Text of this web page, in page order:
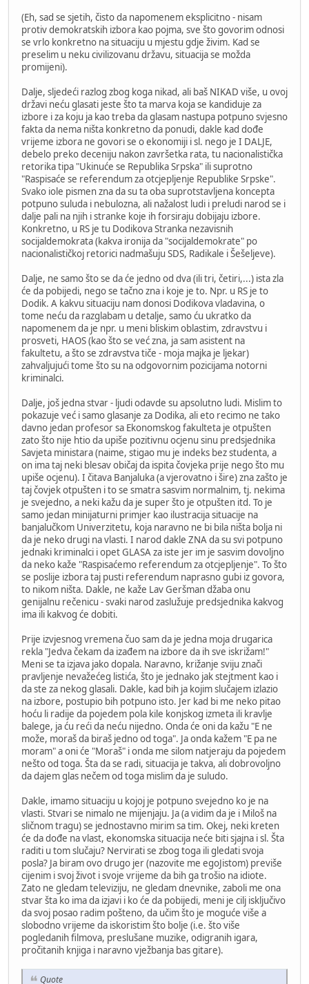
(Eh, sad se sjetih, čisto da napomenem eksplicitno - nisam
protiv demokratskih izbora kao pojma, sve što govorim odnosi
se vrlo konkretno na situaciju u mjestu gdje živim. Kad se
preselim u neku civilizovanu državu, situacija se možda
promijeni).
Dalje, sljedeći razlog zbog koga nikad, ali baš NIKAD više, u ovoj
državi neću glasati jeste što ta marva koja se kandiduje za
izbore i za koju ja kao treba da glasam nastupa potpuno svjesno
fakta da nema ništa konkretno da ponudi, dakle kad dođe
vrijeme izbora ne govori se o ekonomiji i sl. nego je I DALJE,
debelo preko deceniju nakon završetka rata, tu nacionalistička
retorika tipa "Ukinuće se Republika Srpska" ili suprotno
"Raspisaće se referendum za otcjepljenje Republike Srpske".
Svako iole pismen zna da su ta oba suprotstavljena koncepta
potpuno suluda i nebulozna, ali nažalost ludi i preludi narod se i
dalje pali na njih i stranke koje ih forsiraju dobijaju izbore.
Konkretno, u RS je tu Dodikova Stranka nezavisnih
socijaldemokrata (kakva ironija da "socijaldemokrate" po
nacionalističkoj retorici nadmašuju SDS, Radikale i Šešeljeve).
Dalje, ne samo što se da će jedno od dva (ili tri, četiri,...) ista zla
će da pobijedi, nego se tačno zna i koje je to. Npr. u RS je to
Dodik. A kakvu situaciju nam donosi Dodikova vladavina, o
tome neću da razglabam u detalje, samo ću ukratko da
napomenem da je npr. u meni bliskim oblastim, zdravstvu i
prosveti, HAOS (kao što se već zna, ja sam asistent na
fakultetu, a što se zdravstva tiče - moja majka je ljekar)
zahvaljujući tome što su na odgovornim pozicijama notorni
kriminalci.
Dalje, još jedna stvar - ljudi odavde su apsolutno ludi. Mislim to
pokazuje već i samo glasanje za Dodika, ali eto recimo ne tako
davno jedan profesor sa Ekonomskog fakulteta je otpušten
zato što nije htio da upiše pozitivnu ocjenu sinu predsjednika
Savjeta ministara (naime, stigao mu je indeks bez studenta, a
on ima taj neki blesav običaj da ispita čovjeka prije nego što mu
upiše ocjenu). I čitava Banjaluka (a vjerovatno i šire) zna zašto je
taj čovjek otpušten i to se smatra sasvim normalnim, tj. nekima
je svejedno, a neki kažu da je super što je otpušten itd. To je
samo jedan minijaturni primjer kao ilustracija situacije na
banjalučkom Univerzitetu, koja naravno ne bi bila ništa bolja ni
da je neko drugi na vlasti. I narod dakle ZNA da su svi potpuno
jednaki kriminalci i opet GLASA za iste jer im je sasvim dovoljno
da neko kaže "Raspisaćemo referendum za otcjepljenje". To što
se poslije izbora taj pusti referendum naprasno gubi iz govora,
to nikom ništa. Dakle, ne kaže Lav Geršman džaba onu
genijalnu rečenicu - svaki narod zaslužuje predsjednika kakvog
ima ili kakvog će dobiti.
Prije izvjesnog vremena čuo sam da je jedna moja drugarica
rekla "Jedva čekam da izađem na izbore da ih sve iskrižam!"
Meni se ta izjava jako dopala. Naravno, križanje sviju znači
pravljenje nevažećeg listića, što je jednako jak stejtment kao i
da ste za nekog glasali. Dakle, kad bih ja kojim slučajem izlazio
na izbore, postupio bih potpuno isto. Jer kad bi me neko pitao
hoću li radije da pojedem pola kile konjskog izmeta ili kravlje
balege, ja ću reći da neću nijedno. Onda će oni da kažu "E ne
može, moraš da biraš jedno od toga". Ja onda kažem "E pa ne
moram" a oni će "Moraš" i onda me silom natjeraju da pojedem
nešto od toga. Šta da se radi, situacija je takva, ali dobrovoljno
da dajem glas nečem od toga mislim da je suludo.
Dakle, imamo situaciju u kojoj je potpuno svejedno ko je na
vlasti. Stvari se nimalo ne mijenjaju. Ja (a vidim da je i Miloš na
sličnom tragu) se jednostavno mirim sa tim. Okej, neki kreten
će da dođe na vlast, ekonomska situacija neće biti sjajna i sl. Šta
raditi u tom slučaju? Nervirati se zbog toga ili gledati svoja
posla? Ja biram ovo drugo jer (nazovite me egoJistom) previše
cijenim i svoj život i svoje vrijeme da bih ga trošio na idiote.
Zato ne gledam televiziju, ne gledam dnevnike, zaboli me ona
stvar šta ko ima da izjavi i ko će da pobijedi, meni je cilj isključivo
da svoj posao radim pošteno, da učim što je moguće više a
slobodno vrijeme da iskoristim što bolje (i.e. što više
pogledanih filmova, preslušane muzike, odigranih igara,
pročitanih knjiga i naravno vježbanja bas gitare).
Quote